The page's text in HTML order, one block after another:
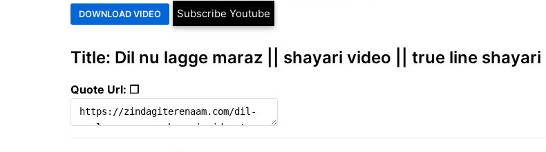
Subscribe Youtube
Title: Dil nu lagge maraz || shayari video || true line shayari
Quote Url: ❐